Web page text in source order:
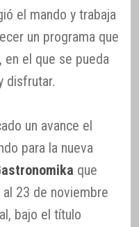
el mando y trabaja
un programa que
el que se pueda
disfrutar.
un avance el
para la nueva
que
23 de noviembre
bajo el título